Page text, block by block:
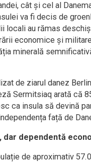
cât și cel al
va fi decis de
locali au rămas
economice și
minerală
de ziarul danez
Sermitsiaq arată că
ca insula să devină
față de
dar dependentă
de aproximativ